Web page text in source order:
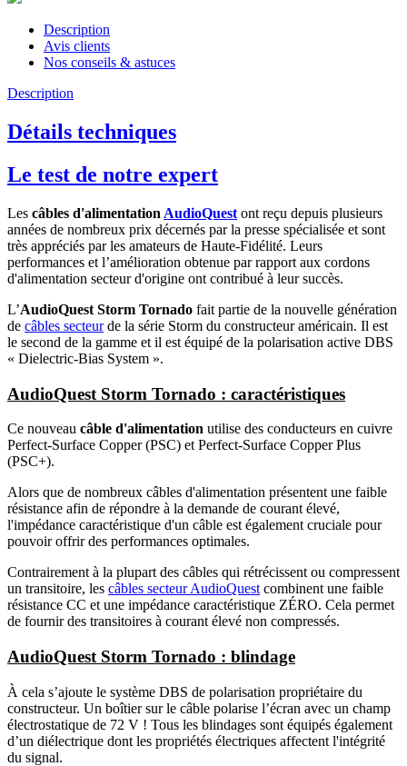
Description
Avis clients
Nos conseils & astuces
Description
Détails techniques
Le test de notre expert
Les câbles d'alimentation AudioQuest ont reçu depuis plusieurs
années de nombreux prix décernés par la presse spécialisée et sont
très appréciés par les amateurs de Haute-Fidélité. Leurs
performances et l’amélioration obtenue par rapport aux cordons
d'alimentation secteur d'origine ont contribué à leur succès.
L’AudioQuest Storm Tornado fait partie de la nouvelle génération
de câbles secteurde la série Storm du constructeur américain. Il est
le second de la gamme et il est équipé de la polarisation active DBS
« Dielectric-Bias System ».
AudioQuest Storm Tornado : caractéristiques
Ce nouveau câble d'alimentation utilise des conducteurs en cuivre
Perfect-Surface Copper (PSC) et Perfect-Surface Copper Plus
(PSC+).
Alors que de nombreux câbles d'alimentation présentent une faible
résistance afin de répondre à la demande de courant élevé,
l'impédance caractéristique d'un câble est également cruciale pour
pouvoir offrir des performances optimales.
Contrairement à la plupart des câbles qui rétrécissent ou compressent
un transitoire, les câbles secteur AudioQuest combinent une faible
résistance CC et une impédance caractéristique ZÉRO. Cela permet
de fournir des transitoires à courant élevé non compressés.
AudioQuest Storm Tornado : blindage
À cela s’ajoute le système DBS de polarisation propriétaire du
constructeur. Un boîtier sur le câble polarise l’écran avec un champ
électrostatique de 72 V ! Tous les blindages sont équipés également
d’un diélectrique dont les propriétés électriques affectent l'intégrité
du signal.